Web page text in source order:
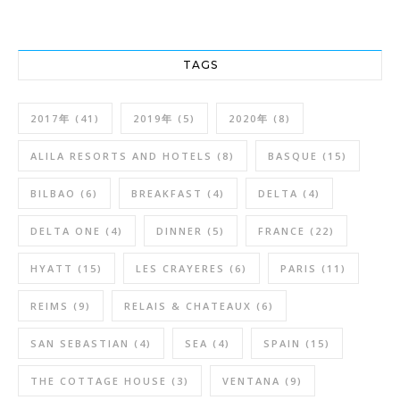
TAGS
2017年 (41) 2019年 (5) 2020年 (8)
ALILA RESORTS AND HOTELS (8) BASQUE (15)
BILBAO (6) BREAKFAST (4) DELTA (4)
DELTA ONE (4) DINNER (5) FRANCE (22)
HYATT (15) LES CRAYERES (6) PARIS (11)
REIMS (9) RELAIS & CHATEAUX (6)
SAN SEBASTIAN (4) SEA (4) SPAIN (15)
THE COTTAGE HOUSE (3) VENTANA (9)